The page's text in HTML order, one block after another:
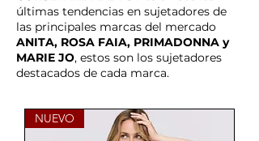
últimas tendencias en sujetadores de
las principales marcas del mercado
ANITA, ROSA FAIA, PRIMADONNA y
MARIE JO, estos son los sujetadores
destacados de cada marca.
NUEVO